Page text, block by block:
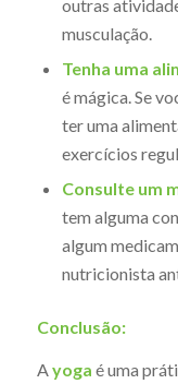
outras
musculação.
Tenha uma
é mágica. Se
ter uma
exercícios
Consulte um
tem alguma
algum
nutricionista
Conclusão:
Ayoga é uma